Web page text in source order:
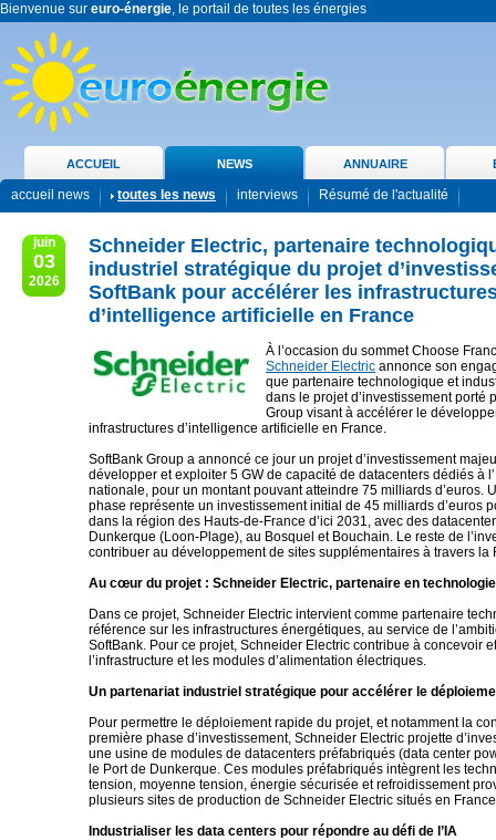
Bienvenue sur euro-énergie, le portail de toutes les énergies
ACCUEIL NEWS ANNUAIRE
accueil news toutes les news interviews Résumé de l'actualité
juin
03
2026
Schneider Electric, partenaire
industriel stratégique du projet
SoftBank pour accélérer les
d’intelligence artificielle en France
À l’occasion du sommet Choose
Schneider Electric annonce son
que partenaire technologique et
dans le projet d’investissement porté
Group visant à accélérer le
infrastructures d’intelligence artificielle en France.
SoftBank Group a annoncé ce jour un projet d’investissement
développer et exploiter 5 GW de capacité de datacenters dédiés à
nationale, pour un montant pouvant atteindre 75 milliards d’euros.
phase représente un investissement initial de 45 milliards d’euros
dans la région des Hauts-de-France d’ici 2031, avec des
Dunkerque (Loon-Plage), au Bosquel et Bouchain. Le reste de
contribuer au développement de sites supplémentaires à travers la
Au cœur du projet : Schneider Electric, partenaire en
Dans ce projet, Schneider Electric intervient comme partenaire
référence sur les infrastructures énergétiques, au service de
SoftBank. Pour ce projet, Schneider Electric contribue à concevoir
l’infrastructure et les modules d’alimentation électriques.
Un partenariat industriel stratégique pour accélérer le
Pour permettre le déploiement rapide du projet, et notamment la
première phase d’investissement, Schneider Electric projette
une usine de modules de datacenters préfabriqués (data center
le Port de Dunkerque. Ces modules préfabriqués intègrent les
tension, moyenne tension, énergie sécurisée et refroidissement
plusieurs sites de production de Schneider Electric situés en
Industrialiser les data centers pour répondre au défi de l’IA